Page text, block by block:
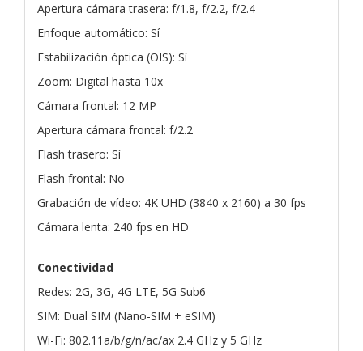
Apertura cámara trasera: f/1.8, f/2.2, f/2.4
Enfoque automático: Sí
Estabilización óptica (OIS): Sí
Zoom: Digital hasta 10x
Cámara frontal: 12 MP
Apertura cámara frontal: f/2.2
Flash trasero: Sí
Flash frontal: No
Grabación de vídeo: 4K UHD (3840 x 2160) a 30 fps
Cámara lenta: 240 fps en HD
Conectividad
Redes: 2G, 3G, 4G LTE, 5G Sub6
SIM: Dual SIM (Nano-SIM + eSIM)
Wi-Fi: 802.11a/b/g/n/ac/ax 2.4 GHz y 5 GHz